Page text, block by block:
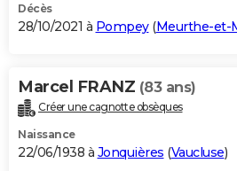
Décès
28/10/2021 à Pompey(Meurthe-et-
Marcel FRANZ (83 ans)
Créer une cagnotte obsèques
Naissance
22/06/1938 à Jonquières (Vaucluse)